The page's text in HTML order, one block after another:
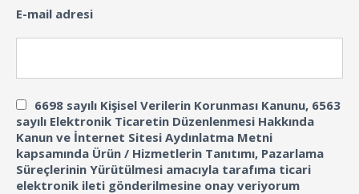
E-mail adresi
6698 sayılı Kişisel Verilerin Korunması Kanunu, 6563
sayılı Elektronik Ticaretin Düzenlenmesi Hakkında
Kanun ve İnternet Sitesi Aydınlatma Metni
kapsamında Ürün / Hizmetlerin Tanıtımı, Pazarlama
Süreçlerinin Yürütülmesi amacıyla tarafıma ticari
elektronik ileti gönderilmesine onay veriyorum